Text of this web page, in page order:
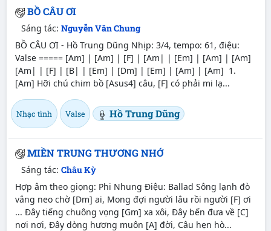
BỒ CÂU ƠI
Sáng tác: Nguyễn Văn Chung
BỒ CÂU ƠI - Hồ Trung Dũng Nhịp: 3/4, tempo: 61, điệu:
Valse ===== [Am] | [Am] | [F] | [Am| | [Em] | [Am] | [Am]
[Am| | [F] | [B| | [Em] | [Dm] | [Em] | [Am] | [Am] 1.
[Am] Hỡi chú chim bồ [Asus4] câu, [F] có phải mi lạ...
Nhạc tình Valse Hồ Trung Dũng
MIỀN TRUNG THƯƠNG NHỚ
Sáng tác: Châu Kỳ
Hợp âm theo giọng: Phi Nhung Điệu: Ballad Sông lạnh đò
vắng neo chờ [Dm] ai, Mong đợi người lâu rồi người [F] ơi
... Đây tiếng chuông vọng [Gm] xa xôi, Đây bến đưa về [C]
nơi nơi, Đây dòng hương muôn [A] đời, Câu hẹn hò...